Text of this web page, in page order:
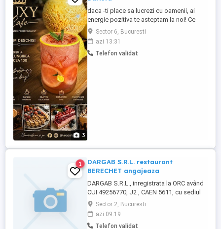
3
daca -ti place sa lucrezi cu oamenii, ai
energie pozitiva te asteptam la noi! Ce
cautam: persona responsabila si
organizata atitudine pozitiva siamabilitate
fatade clienti experienta Ce oferim: mediu
de lucru modern si placut salariu+ carte
Sector 6, Bucuresti
azi 13:31
Telefon validat
1
DARGAB S.R.L. restaurant
BERECHET angajeaza
DARGAB S.R.L., inregistrata la ORC având
CUI 49256770, J2 , CAEN 5611, cu sediul
Strada Albișoarei, Nr. 16, București, Sector
2 Angajeaza 3 Persoane pe postul de
lucrator bucatarie Salariu peste medie,
Sector 2, Bucuresti
azi 09:19
Telefon validat